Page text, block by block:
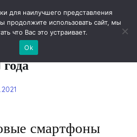
технологий
Смартфонов –
смартфоны
для наилучшего представления
продолжите использовать сайт, мы
что Вас это устраивает.
Ok